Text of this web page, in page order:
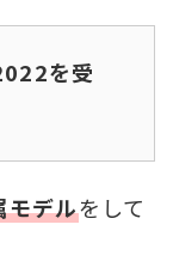
を受
デルをして